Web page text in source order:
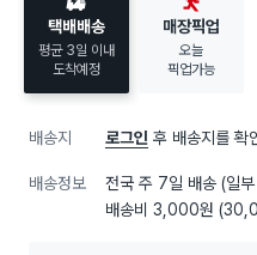
택배배송
평균 3일 이내
도착예정
매장픽업
오늘
픽업가능
배송지 로그인 후 배송지를 확
배송정보 전국 주 7일 배송 (일
배송비 3,000원